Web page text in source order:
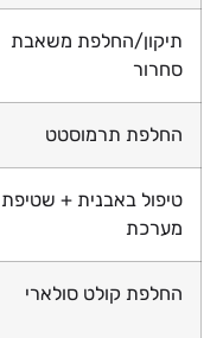
תיקון/החלפת משאבת
סחרור
החלפת תרמוסטט
טיפול באבנית + שטיפת
מערכת
החלפת קולט סולארי